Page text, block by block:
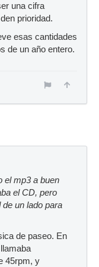
una cifra
prioridad.
esas cantidades
de un año entero.
el mp3 a buen
el CD, pero
un lado para
de paseo. En
45rpm, y